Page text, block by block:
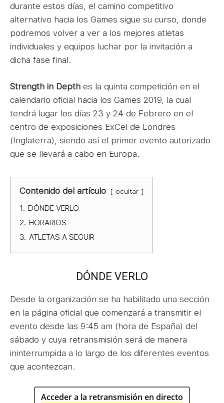
durante estos días, el camino competitivo
alternativo hacia los Games sigue su curso, donde
podremos volver a ver a los mejores atletas
individuales y equipos luchar por la invitación a
dicha fase final.
Strength in Depth es la quinta competición en el
calendario oficial hacia los Games 2019, la cual
tendrá lugar los días 23 y 24 de Febrero en el
centro de exposiciones ExCel de Londres
(Inglaterra), siendo así el primer evento autorizado
que se llevará a cabo en Europa.
Contenido del artículo ocultar
1. DÓNDE VERLO
2. HORARIOS
3. ATLETAS A SEGUIR
DÓNDE VERLO
Desde la organización se ha habilitado una sección
en la página oficial que comenzará a transmitir el
evento desde las 9:45 am (hora de España) del
sábado y cuya retransmisión será de manera
ininterrumpida a lo largo de los diferentes eventos
que acontezcan.
Acceder a la retransmisión en directo